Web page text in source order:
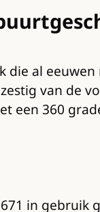
al
van de
een 360
in